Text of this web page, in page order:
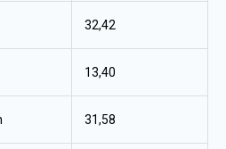
32,42
13,40
31,58